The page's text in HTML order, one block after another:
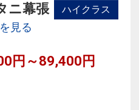
fi 高速インターネット
ニ幕張
ハイクラス
見る
円～89,400円